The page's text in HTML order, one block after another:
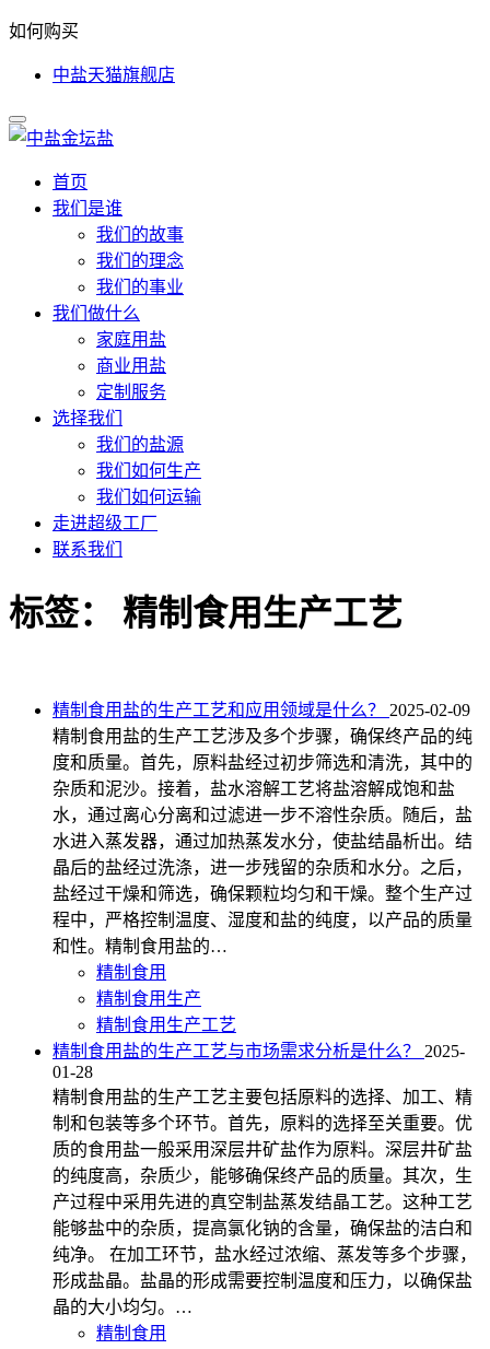
如何购买
中盐天猫旗舰店
首页
我们是谁
我们的故事
我们的理念
我们的事业
我们做什么
家庭用盐
商业用盐
定制服务
选择我们
我们的盐源
我们如何生产
我们如何运输
走进超级工厂
联系我们
标签： 精制食用生产工艺
精制食用盐的生产工艺和应用领域是什么？
2025-02-09
精制食用盐的生产工艺涉及多个步骤，确保终产品的纯
度和质量。首先，原料盐经过初步筛选和清洗，其中的
杂质和泥沙。接着，盐水溶解工艺将盐溶解成饱和盐
水，通过离心分离和过滤进一步不溶性杂质。随后，盐
水进入蒸发器，通过加热蒸发水分，使盐结晶析出。结
晶后的盐经过洗涤，进一步残留的杂质和水分。之后，
盐经过干燥和筛选，确保颗粒均匀和干燥。整个生产过
程中，严格控制温度、湿度和盐的纯度，以产品的质量
和性。精制食用盐的…
精制食用
精制食用生产
精制食用生产工艺
精制食用盐的生产工艺与市场需求分析是什么？
2025-
01-28
精制食用盐的生产工艺主要包括原料的选择、加工、精
制和包装等多个环节。首先，原料的选择至关重要。优
质的食用盐一般采用深层井矿盐作为原料。深层井矿盐
的纯度高，杂质少，能够确保终产品的质量。其次，生
产过程中采用先进的真空制盐蒸发结晶工艺。这种工艺
能够盐中的杂质，提高氯化钠的含量，确保盐的洁白和
纯净。 在加工环节，盐水经过浓缩、蒸发等多个步骤，
形成盐晶。盐晶的形成需要控制温度和压力，以确保盐
晶的大小均匀。…
精制食用